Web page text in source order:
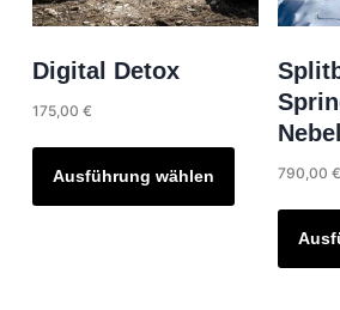
Digital Detox
175,00 €
Ausführung wählen
Dieses
Produkt
weist
Varianten
790,00 €